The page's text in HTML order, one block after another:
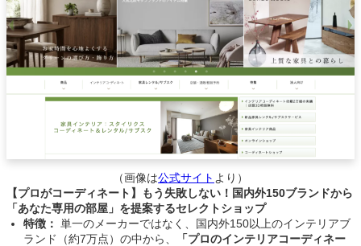
（画像は公式サイト より）
【プロがコーディネート】もう失敗しない！国内外150ブランドから
「あなた専用の部屋」を提案するセレクトショップ
特徴： 単一のメーカーではなく、国内外150以上のインテリアブ
ランド（約7万点）の中から、
「プロのインテリアコーディネー